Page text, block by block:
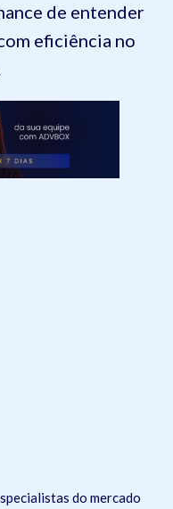
de entender
eficiência no
do mercado